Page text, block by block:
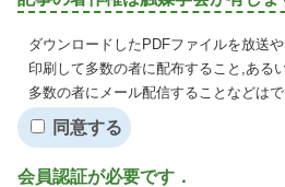
ダウンロードしたPDFファイルを放送
印刷して多数の者に配布すること,ある
多数の者にメール配信することなどはで
同意する
会員認証が必要です．